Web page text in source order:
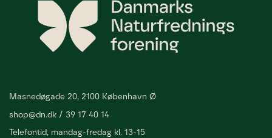
Masnedøgade 20, 2100 København Ø
shop@dn.dk / 39 17 40 14
Telefontid, mandag-fredag kl. 13-15